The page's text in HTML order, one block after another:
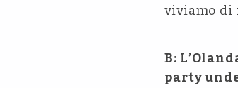
viviamo di
B:
party